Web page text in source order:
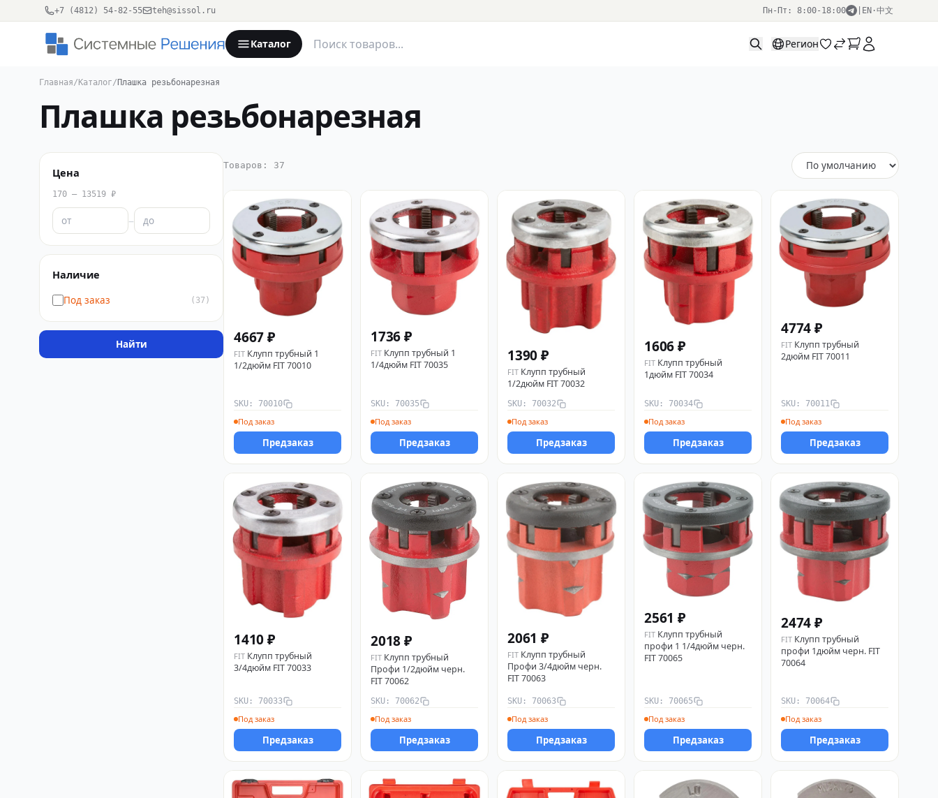
+7 (4812) 54-82-55 teh@sissol.ru Пн-Пт: 8:00-18:00 EN ·中文
Каталог Регион
Главная/ Каталог/ Плашка резьбонарезная
Плашка резьбонарезная
Цена
170 – 13519 ₽
–
Наличие
Под заказ (37)
Найти
Товаров: 37
4667 ₽
FIT Клупп трубный 1
1/2дюйм FIT 70010
SKU: 70010
Под заказ
Предзаказ
1736 ₽
FIT Клупп трубный 1
1/4дюйм FIT 70035
SKU: 70035
Под заказ
Предзаказ
1390 ₽
FIT Клупп трубный
1/2дюйм FIT 70032
SKU: 70032
Под заказ
Предзаказ
1606 ₽
FIT Клупп трубный
1дюйм FIT 70034
SKU: 70034
Под заказ
Предзаказ
4774 ₽
FIT Клупп трубный
2дюйм FIT 70011
SKU: 70011
Под заказ
Предзаказ
1410 ₽
FIT Клупп трубный
3/4дюйм FIT 70033
SKU: 70033
Под заказ
Предзаказ
2018 ₽
FIT Клупп трубный
Профи 1/2дюйм черн.
FIT 70062
SKU: 70062
Под заказ
Предзаказ
2061 ₽
FIT Клупп трубный
Профи 3/4дюйм черн.
FIT 70063
SKU: 70063
Под заказ
Предзаказ
2561 ₽
FIT Клупп трубный
профи 1 1/4дюйм черн.
FIT 70065
SKU: 70065
Под заказ
Предзаказ
2474 ₽
FIT Клупп трубный
профи 1дюйм черн. FIT
70064
SKU: 70064
Под заказ
Предзаказ